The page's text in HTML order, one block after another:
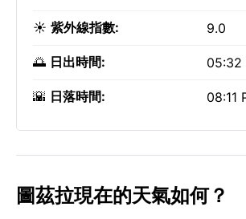
☀️ 紫外線指數: 9.0
🌅 日出時間: 05:32
🌇 日落時間: 08:11
圖茲拉現在的天氣如何？